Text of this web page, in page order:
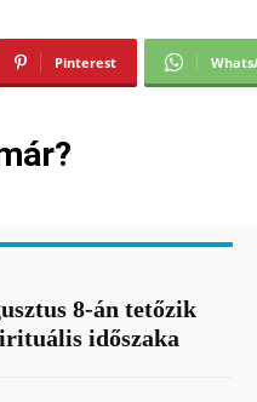
Pinterest
8-án tetőzik
időszaka